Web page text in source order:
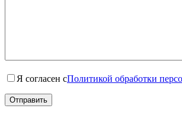
Я согласен сПолитикой обработки